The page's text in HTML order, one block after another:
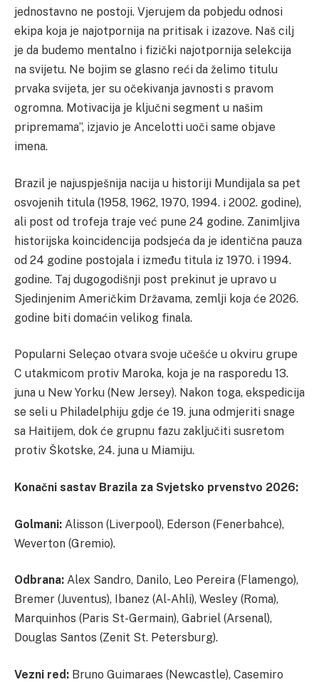
jednostavno ne postoji. Vjerujem da pobjedu odnosi
ekipa koja je najotpornija na pritisak i izazove. Naš cilj
je da budemo mentalno i fizički najotpornija selekcija
na svijetu. Ne bojim se glasno reći da želimo titulu
prvaka svijeta, jer su očekivanja javnosti s pravom
ogromna. Motivacija je ključni segment u našim
pripremama”, izjavio je Ancelotti uoči same objave
imena.
Brazil je najuspješnija nacija u historiji Mundijala sa pet
osvojenih titula (1958, 1962, 1970, 1994. i 2002. godine),
ali post od trofeja traje već pune 24 godine. Zanimljiva
historijska koincidencija podsjeća da je identična pauza
od 24 godine postojala i između titula iz 1970. i 1994.
godine. Taj dugogodišnji post prekinut je upravo u
Sjedinjenim Američkim Državama, zemlji koja će 2026.
godine biti domaćin velikog finala.
Popularni Seleçao otvara svoje učešće u okviru grupe
C utakmicom protiv Maroka, koja je na rasporedu 13.
juna u New Yorku (New Jersey). Nakon toga, ekspedicija
se seli u Philadelphiju gdje će 19. juna odmjeriti snage
sa Haitijem, dok će grupnu fazu zaključiti susretom
protiv Škotske, 24. juna u Miamiju.
Konačni sastav Brazila za Svjetsko prvenstvo 2026:
Golmani: Alisson (Liverpool), Ederson (Fenerbahce),
Weverton (Gremio).
Odbrana: Alex Sandro, Danilo, Leo Pereira (Flamengo),
Bremer (Juventus), Ibanez (Al-Ahli), Wesley (Roma),
Marquinhos (Paris St-Germain), Gabriel (Arsenal),
Douglas Santos (Zenit St. Petersburg).
Vezni red: Bruno Guimaraes (Newcastle), Casemiro